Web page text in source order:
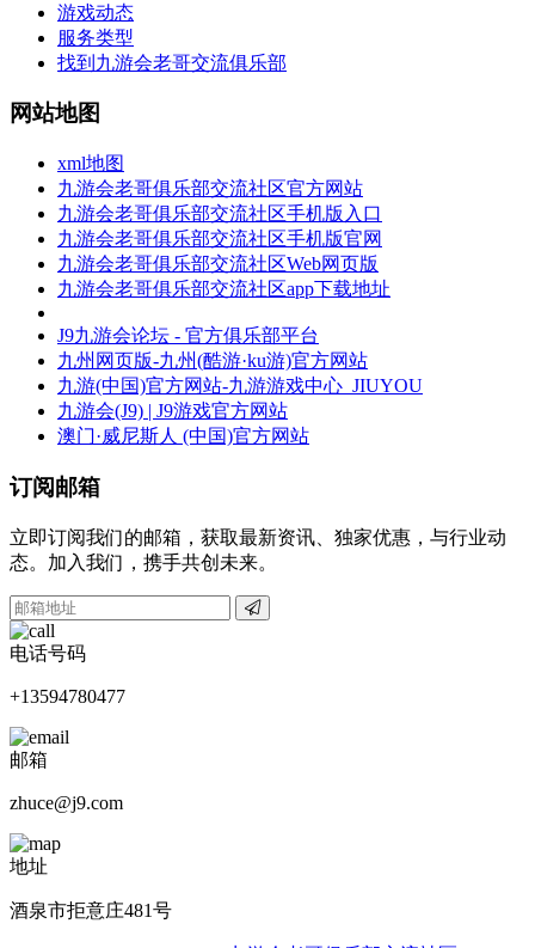
游戏动态
服务类型
找到九游会老哥交流俱乐部
网站地图
xml地图
九游会老哥俱乐部交流社区官方网站
九游会老哥俱乐部交流社区手机版入口
九游会老哥俱乐部交流社区手机版官网
九游会老哥俱乐部交流社区Web网页版
九游会老哥俱乐部交流社区app下载地址
J9九游会论坛 - 官方俱乐部平台
九州网页版-九州(酷游·ku游)官方网站
九游(中国)官方网站-九游游戏中心_JIUYOU
九游会(J9) | J9游戏官方网站
澳门·威尼斯人 (中国)官方网站
订阅邮箱
立即订阅我们的邮箱，获取最新资讯、独家优惠，与行业动
态。加入我们，携手共创未来。
电话号码
+13594780477
邮箱
zhuce@j9.com
地址
酒泉市拒意庄481号